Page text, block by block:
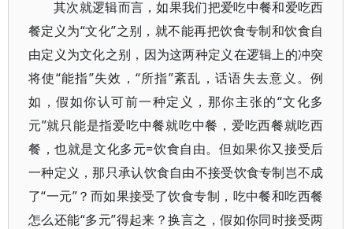
其次就逻辑而言，如果我们把爱吃中餐和爱吃西
餐定义为“文化”之别，就不能再把饮食专制和饮食自
由定义为文化之别，因为这两种定义在逻辑上的冲突
将使“能指”失效，“所指”紊乱，话语失去意义。例
如，假如你认可前一种定义，那你主张的“文化多
元”就只能是指爱吃中餐就吃中餐，爱吃西餐就吃西
餐，也就是文化多元=饮食自由。但如果你又接受后
一种定义，那只承认饮食自由不接受饮食专制岂不成
了“一元”？而如果接受了饮食专制，吃中餐和吃西餐
怎么还能“多元”得起来？换言之，假如你同时接受两